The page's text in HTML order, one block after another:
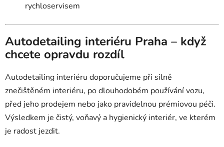
rychloservisem
Autodetailing interiéru Praha – když
chcete opravdu rozdíl
Autodetailing interiéru doporučujeme při silně
znečištěném interiéru, po dlouhodobém používání vozu,
před jeho prodejem nebo jako pravidelnou prémiovou péči.
Výsledkem je čistý, voňavý a hygienický interiér, ve kterém
je radost jezdit.